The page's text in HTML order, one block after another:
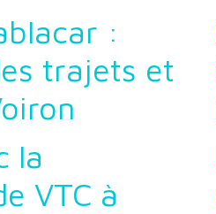
:
trajets et
la
VTC à